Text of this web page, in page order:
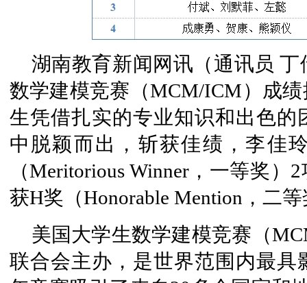
湖南教育新闻网讯（通讯员
数学建模竞赛（MCM/ICM）成
生凭借扎实的专业知识和出色
中脱颖而出，斩获佳绩，李佳
（Meritorious Winner，一等奖
获H奖（Honorable Mention，二
美国大学生数学建模竞赛（
联合会主办，是世界范围内最具